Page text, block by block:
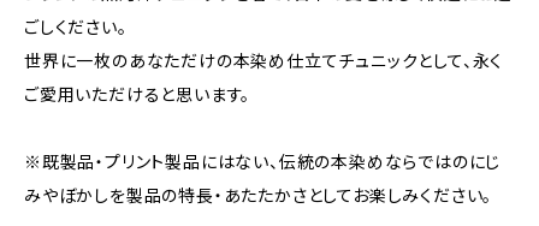
ごしください。
世界に一枚のあなただけの本染め仕立てチュニックとして、永く
ご愛用いただけると思います。
※既製品・プリント製品にはない、伝統の本染めならではのにじ
みやぼかしを製品の特長・あたたかさとしてお楽しみください。